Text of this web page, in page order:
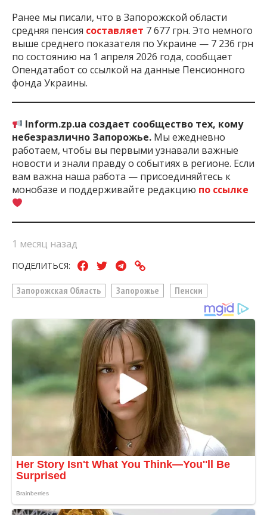
Ранее мы писали, что в Запорожской области
средняя пенсия составляет 7 677 грн. Это немного
выше среднего показателя по Украине — 7 236 грн
по состоянию на 1 апреля 2026 года, сообщает
Опендатабот со ссылкой на данные Пенсионного
фонда Украины.
Inform.zp.ua создает сообщество тех, кому
небезразлично Запорожье. Мы ежедневно
работаем, чтобы вы первыми узнавали важные
новости и знали правду о событиях в регионе. Если
вам важна наша работа — присоединяйтесь к
монобазе и поддерживайте редакцию по ссылке
1 месяц назад
ПОДЕЛИТЬСЯ:
Запорожская Область Запорожье Пенсии